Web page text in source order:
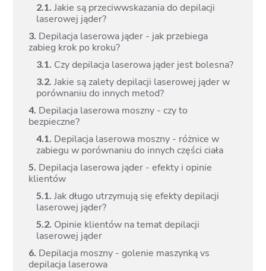
2. 1.
Jakie są przeciwwskazania do depilacji
laserowej jąder?
3. Depilacja laserowa jąder - jak przebiega
zabieg krok po kroku?
3. 1. Czy depilacja laserowa jąder jest bolesna?
3. 2. Jakie są zalety depilacji laserowej jąder w
porównaniu do innych metod?
4. Depilacja laserowa moszny - czy to
bezpieczne?
4. 1.
Depilacja laserowa moszny - różnice w
zabiegu w porównaniu do innych części ciała
5. Depilacja laserowa jąder - efekty i opinie
klientów
5. 1.
Jak długo utrzymują się efekty depilacji
laserowej jąder?
5. 2. Opinie klientów na temat depilacji
laserowej jąder
6. Depilacja moszny - golenie maszynką vs
depilacja laserowa